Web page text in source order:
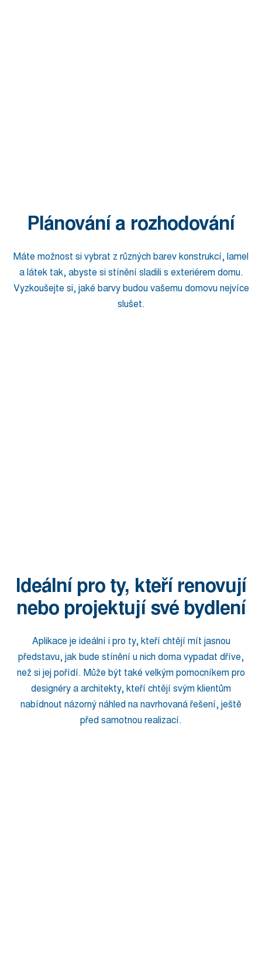
Plánování a rozhodování
Máte možnost si vybrat z různých barev konstrukcí, lamel
a látek tak, abyste si stínění sladili s exteriérem domu.
Vyzkoušejte si, jaké barvy budou vašemu domovu nejvíce
slušet.
Ideální pro ty, kteří renovují
nebo projektují své bydlení
Aplikace je ideální i pro ty, kteří chtějí mít jasnou
představu, jak bude stínění u nich doma vypadat dříve,
než si jej pořídí. Může být také velkým pomocníkem pro
designéry a architekty, kteří chtějí svým klientům
nabídnout názorný náhled na navrhovaná řešení, ještě
před samotnou realizací.